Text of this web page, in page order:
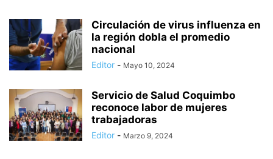
Circulación de virus influenza en
la región dobla el promedio
nacional
Editor - Mayo 10, 2024
Servicio de Salud Coquimbo
reconoce labor de mujeres
trabajadoras
Editor - Marzo 9, 2024